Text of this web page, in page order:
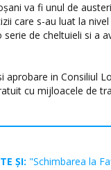
va fi unul de
care s-au luat la
de cheltuieli si a
in Consiliul
cu mijloacele de
ȘI: "Schimbarea la